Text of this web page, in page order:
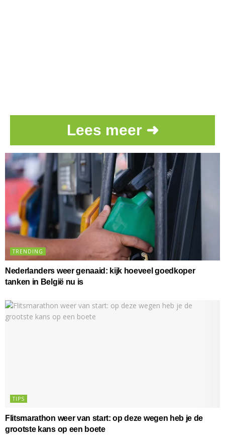
Lees meer ➜
TRENDING
Nederlanders weer genaaid: kijk hoeveel goedkoper
tanken in België nu is
TIPS
Flitsmarathon weer van start: op deze wegen heb je de
grootste kans op een boete